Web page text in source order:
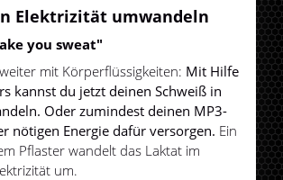
Elektrizität umwandeln
you sweat"
mit Körperflüssigkeiten: Mit Hilfe
kannst du jetzt deinen Schweiß in
Oder zumindest deinen MP3-
nötigen Energie dafür versorgen. Ein
Pflaster wandelt das Laktat im
um.